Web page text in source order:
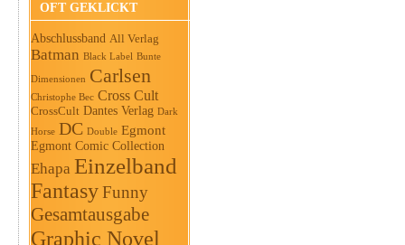
OFT GEKLICKT
Abschlussband All Verlag
Batman Black Label Bunte
Dimensionen Carlsen
Christophe Bec Cross Cult
CrossCult Dantes Verlag Dark
Horse DC Double Egmont
Egmont Comic Collection
Ehapa Einzelband
FantasyFunny
Gesamtausgabe
Graphic Novel